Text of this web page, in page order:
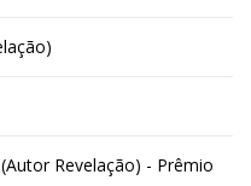
Revelação) - Prêmio